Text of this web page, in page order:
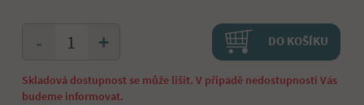
+
- DO KOŠÍKU
Skladová dostupnost se může lišit. V případě nedostupnosti Vás
budeme informovat.